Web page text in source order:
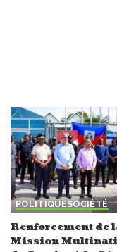
POLITIQUESOCIÉTÉ
Renforcement de
Mission